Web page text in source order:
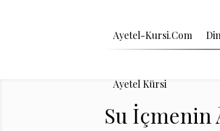
Ayetel-Kursi.Com
Ayetel Kürsi
Su İçmenin